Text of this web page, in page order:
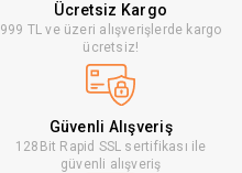
Ücretsiz Kargo
999 TL ve üzeri alışverişlerde kargo
ücretsiz!
Güvenli Alışveriş
128Bit Rapid SSL sertifikası ile
güvenli alışveriş